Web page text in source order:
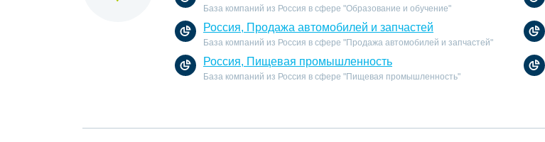
База компаний из Россия в сфере "Образование и обучение"
Россия, Продажа автомобилей и запчастей
База компаний из Россия в сфере "Продажа автомобилей и запчастей"
Россия, Пищевая промышленность
База компаний из Россия в сфере "Пищевая промышленность"